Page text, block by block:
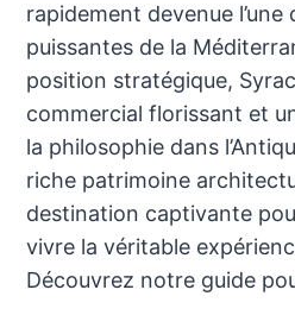
rapidement devenue l’une
puissantes de la
position stratégique,
commercial florissant et
la philosophie dans
riche patrimoine
destination captivante
vivre la véritable
Découvrez notre guide